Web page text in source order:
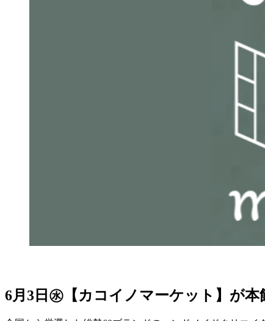
6月3日㊌【カコイノマーケット】が本